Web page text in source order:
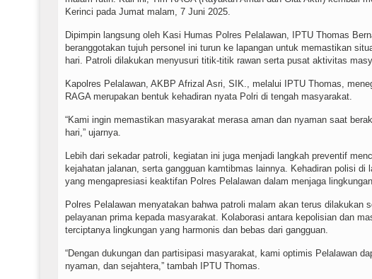
Kerinci pada Jumat malam, 7 Juni 2025.
Dipimpin langsung oleh Kasi Humas Polres Pelalawan, IPTU Thomas
beranggotakan tujuh personel ini turun ke lapangan untuk memastikan
hari. Patroli dilakukan menyusuri titik-titik rawan serta pusat aktivitas
Kapolres Pelalawan, AKBP Afrizal Asri, SIK., melalui IPTU Thomas,
RAGA merupakan bentuk kehadiran nyata Polri di tengah masyarakat.
“Kami ingin memastikan masyarakat merasa aman dan nyaman saat
hari,” ujarnya.
Lebih dari sekadar patroli, kegiatan ini juga menjadi langkah preventif
kejahatan jalanan, serta gangguan kamtibmas lainnya. Kehadiran polisi di
yang mengapresiasi keaktifan Polres Pelalawan dalam menjaga
Polres Pelalawan menyatakan bahwa patroli malam akan terus dilakukan
pelayanan prima kepada masyarakat. Kolaborasi antara kepolisian dan
terciptanya lingkungan yang harmonis dan bebas dari gangguan.
“Dengan dukungan dan partisipasi masyarakat, kami optimis Pelalawan
nyaman, dan sejahtera,” tambah IPTU Thomas.